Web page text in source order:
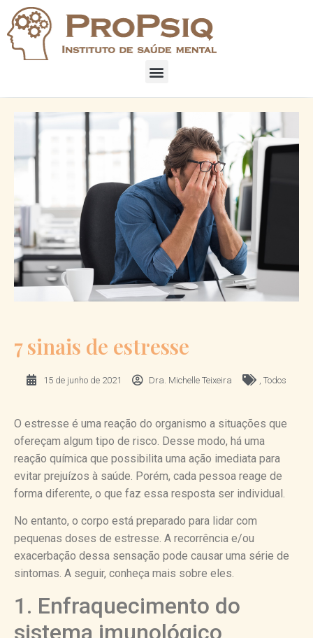
7 sinais de estresse
15 de junho de 2021 Dra. Michelle Teixeira Todos
O estresse é uma reação do organismo a situações que
ofereçam algum tipo de risco. Desse modo, há uma
reação química que possibilita uma ação imediata para
evitar prejuízos à saúde. Porém, cada pessoa reage de
forma diferente, o que faz essa resposta ser individual.
No entanto, o corpo está preparado para lidar com
pequenas doses de estresse. A recorrência e/ou
exacerbação dessa sensação pode causar uma série de
sintomas. A seguir, conheça mais sobre eles.
1. Enfraquecimento do
sistema imunológico